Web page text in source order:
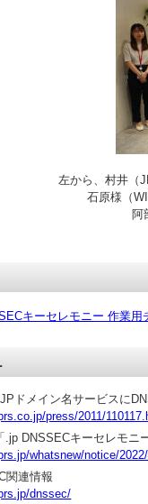
左から、村井（
石原様（
阿
キーセレモニー 作業用
ドメイン名サービスに
press/2011/
.jp DNSSECキーセレモニ
whatsnew/notice/
関連情報
dnssec/